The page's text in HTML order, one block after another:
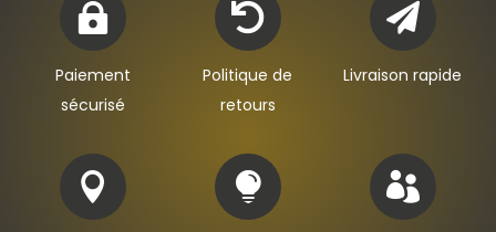

Paiement
sécurisé

Politique de
retours

Livraison rapide
  